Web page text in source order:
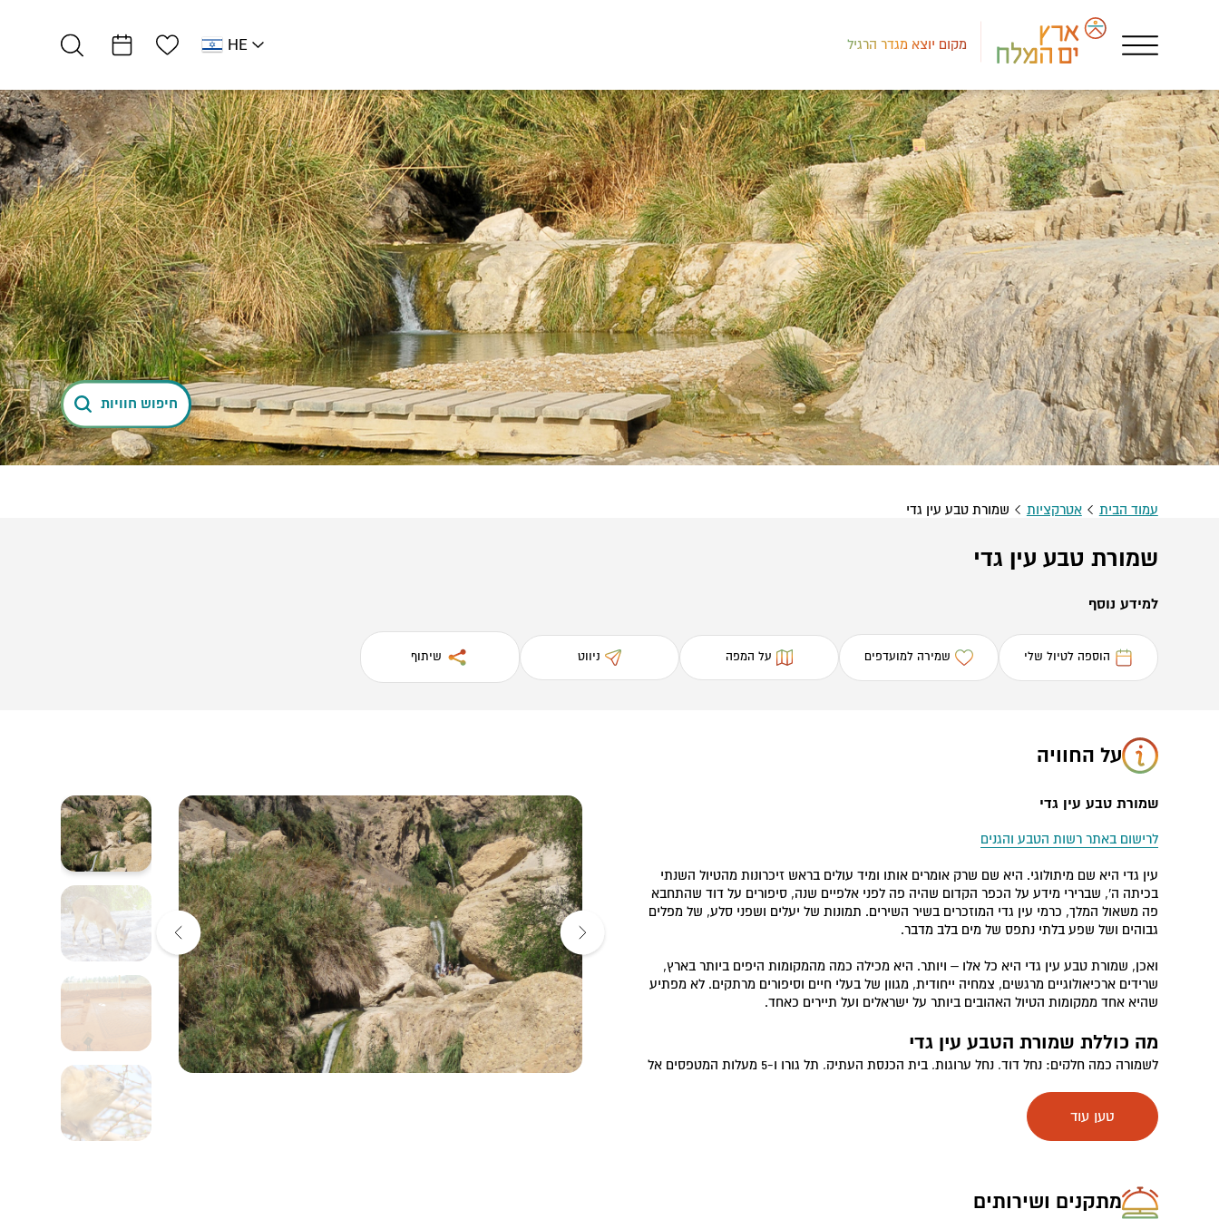
מקום יוצא מגדר הרגיל
HE
רשימת מועדפים
חיפוש חוויות
עמוד הבית אטרקציות שמורת טבע עין גדי
שמורת טבע עין גדי
למידע נוסף
הוספה לטיול שלי שמירה למועדפים על המפה ניווט שיתוף
על החוויה
שמורת טבע עין גדי
לרישום באתר רשות הטבע והגנים
עין גדי היא שם מיתולוגי. היא שם שרק אומרים אותו ומיד עולים בראש זיכרונות מהטיול השנתי
בכיתה ה', שברירי מידע על הכפר הקדום שהיה פה לפני אלפיים שנה, סיפורים על דוד שהתחבא
פה משאול המלך, כרמי עין גדי המוזכרים בשיר השירים. תמונות של יעלים ושפני סלע, של מפלים
גבוהים ושל שפע בלתי נתפס של מים בלב מדבר.
ואכן, שמורת טבע עין גדי היא כל אלו – ויותר. היא מכילה כמה מהמקומות היפים ביותר בארץ,
שרידים ארכיאולוגיים מרגשים, צמחיה ייחודית, מגוון של בעלי חיים וסיפורים מרתקים. לא מפתיע
שהיא אחד ממקומות הטיול האהובים ביותר על ישראלים ועל תיירים כאחד.
מה כוללת שמורת הטבע עין גדי
לשמורה כמה חלקים: נחל דוד, נחל ערוגות, בית הכנסת העתיק, תל גורן ו-5 מעלות המטפסים אל
נחל דוד – נתחיל מהפופולרי שבהם – הנחל שקיבל את שמו מדוד המלך. אגב, המשפחה
המלכותית נמצאת סביב לו – מצד אחד הר ישי, אבי דוד, ומן הצד השני הר צרויה, על שם אחותו
מפלים גבוהים שבוקעים מלב האדמה ומזרימים מים צוננים, ששהו מאות שנים בין אבני המדבר,
היישר אל המטיילים הצמאים לקצת קרירות. הטיול בנחל דוד נע בין נופים מדבריים מלאי הוד,
טען עוד
מתקנים ושירותים
לב ים המלח
אירוח כפרי
סוויטה נוף לים…